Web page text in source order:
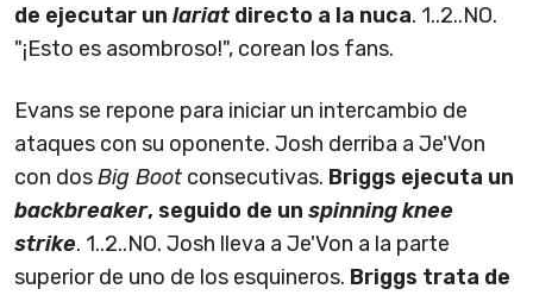
de ejecutar un lariat directo a la nuca. 1..2..NO.
"¡Esto es asombroso!", corean los fans.
Evans se repone para iniciar un intercambio de
ataques con su oponente. Josh derriba a Je'Von
con dosBig Boot consecutivas. Briggs ejecuta un
backbreaker, seguido de un spinning knee
strike. 1..2..NO. Josh lleva a Je'Von a la parte
superior de uno de los esquineros. Briggs trata de